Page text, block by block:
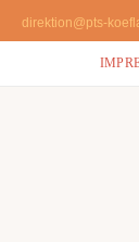
direktion@pts-